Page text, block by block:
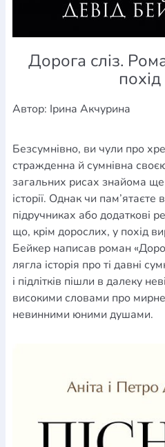
Дорога сліз.
похід
Автор: Ірина Акчурина
Безсумнівно, ви чули про
стражденна й сумнівна
загальних рисах знайома ще
історії. Однак чи пам’ятаєте
підручниках або додаткові
що, крім дорослих, у похід
Бейкер написав роман
лягла історія про ті давні
і підлітків пішли в далеку
високими словами про
невинними юними душами.